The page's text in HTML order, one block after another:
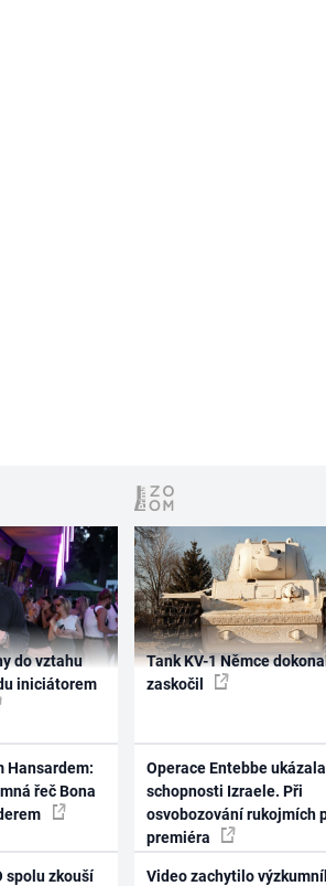
do vztahu
iniciátorem
Hansardem:
řeč Bona
spolu zkouší
Tank KV-1 Němce
zaskočil
Operace Entebbe ukázala
schopnosti Izraele. Při
osvobozování rukojmích
premiéra
Video zachytilo